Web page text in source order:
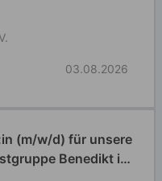
03.08.2026
(m/w/d) für unsere
Benedikt in